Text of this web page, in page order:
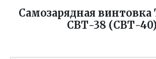
Самозарядная винтовка
СВТ-38 (СВТ-40)